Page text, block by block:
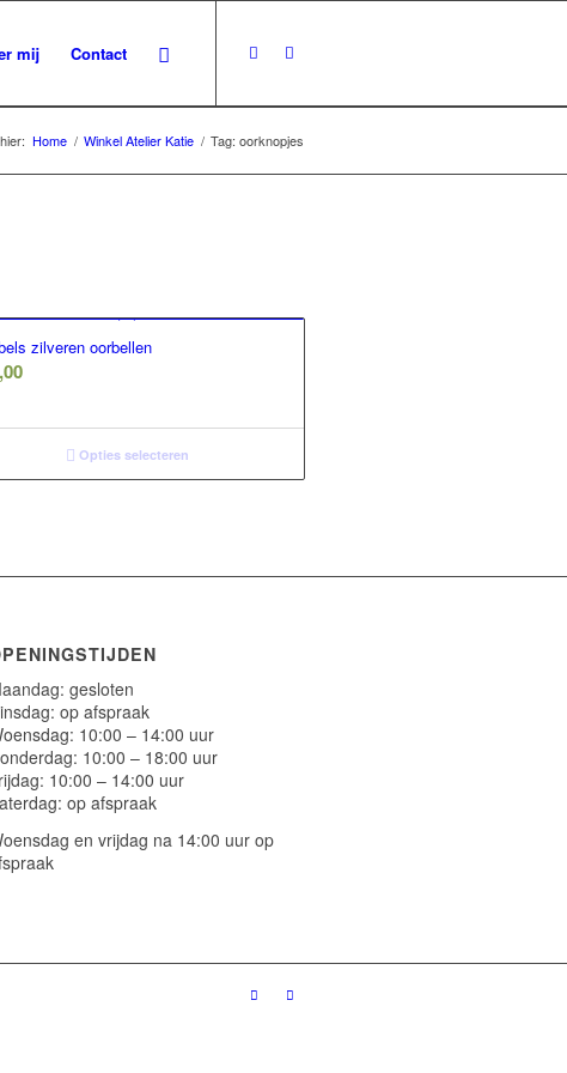
mij Contact
Home / Winkel Atelier Katie / Tag: oorknopjes
zilveren oorbellen
Opties selecteren
gesloten
op afspraak
10:00 – 14:00 uur
10:00 – 18:00 uur
10:00 – 14:00 uur
op afspraak
en vrijdag na 14:00 uur op